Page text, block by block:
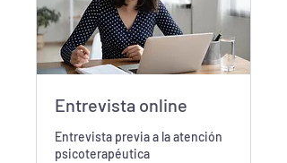
Entrevista online
Entrevista previa a la atención
psicoterapéutica